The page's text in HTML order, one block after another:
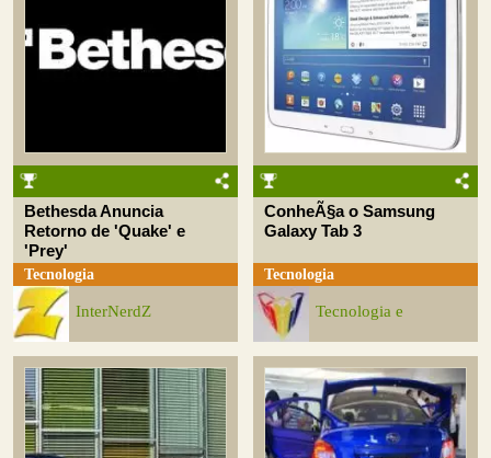
Bethesda Anuncia
Retorno de 'Quake' e
'Prey'
Tecnologia
InterNerdZ
ConheÃ§a o Samsung
Galaxy Tab 3
Tecnologia
Tecnologia e